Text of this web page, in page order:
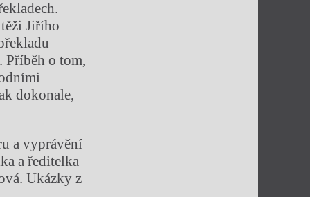
Jiřího
Příběh o tom,
dokonale,
a vyprávění
a ředitelka
Ukázky z